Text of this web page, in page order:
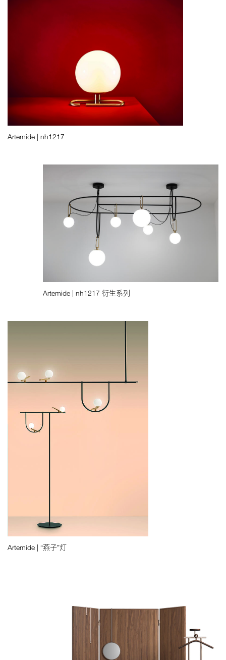
Artemide | nh1217
Artemide | nh1217 衍生系列
Artemide | “燕子”灯